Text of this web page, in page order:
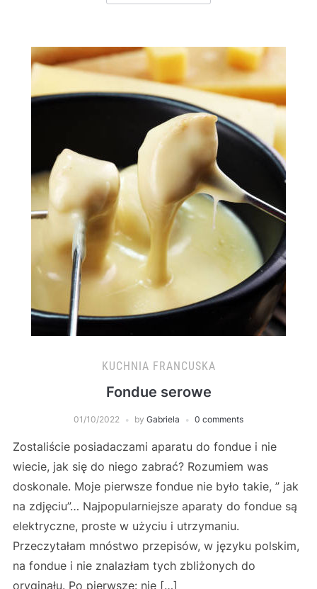
KUCHNIA FRANCUSKA
Fondue serowe
01/10/2022 by Gabriela 0 comments
Zostaliście posiadaczami aparatu do fondue i nie
wiecie, jak się do niego zabrać? Rozumiem was
doskonale. Moje pierwsze fondue nie było takie, ” jak
na zdjęciu”… Najpopularniejsze aparaty do fondue są
elektryczne, proste w użyciu i utrzymaniu.
Przeczytałam mnóstwo przepisów, w języku polskim,
na fondue i nie znalazłam tych zbliżonych do
oryginału. Po pierwsze: nie […]